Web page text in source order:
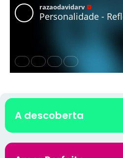
A descoberta